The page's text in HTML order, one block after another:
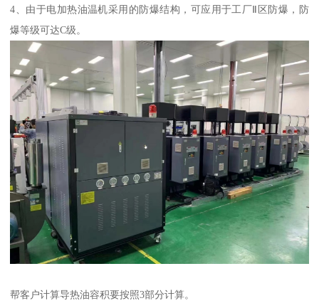
4、由于电加热油温机采用的防爆结构，可应用于工厂Ⅱ区防爆，防
爆等级可达C级。
帮客户计算导热油容积要按照3部分计算。